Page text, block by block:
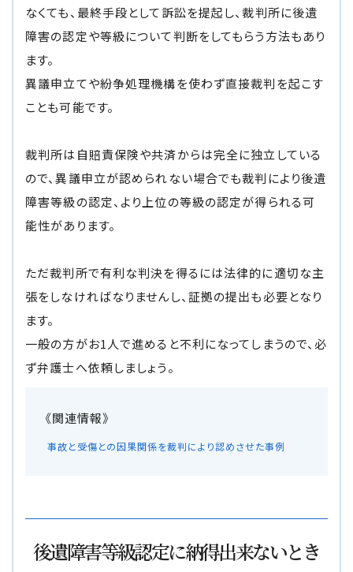
なくても、最終手段として訴訟を提起し、裁判所に後遺
障害の認定や等級について判断をしてもらう方法もあり
ます。
異議申立てや紛争処理機構を使わず直接裁判を起こす
ことも可能です。
裁判所は自賠責保険や共済からは完全に独立している
ので、異議申立が認められない場合でも裁判により後遺
障害等級の認定、より上位の等級の認定が得られる可
能性があります。
ただ裁判所で有利な判決を得るには法律的に適切な主
張をしなければなりませんし、証拠の提出も必要となり
ます。
一般の方がお1人で進めると不利になってしまうので、必
ず弁護士へ依頼しましょう。
事故と受傷との因果関係を裁判により認めさせた事例
後遺障害等級認定に納得出来ないとき